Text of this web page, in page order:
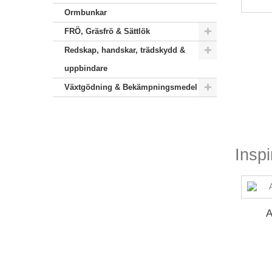
Ormbunkar
FRÖ, Gräsfrö & Sättlök
Redskap, handskar, trädskydd &
uppbindare
Växtgödning & Bekämpningsmedel